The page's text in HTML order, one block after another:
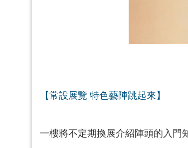
【常設展覽 特色藝陣跳起來】
一樓將不定期換展介紹陣頭的入門